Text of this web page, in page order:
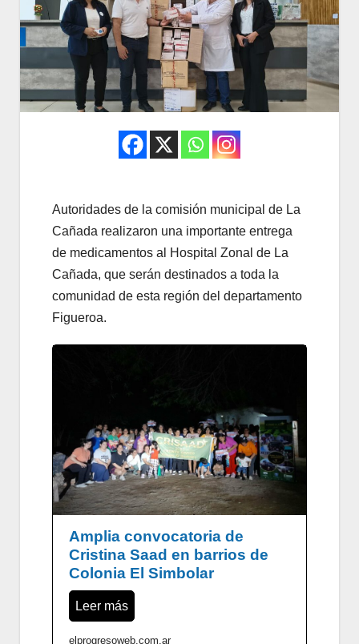
Autoridades de la comisión municipal de La
Cañada realizaron una importante entrega
de medicamentos al Hospital Zonal de La
Cañada, que serán destinados a toda la
comunidad de esta región del departamento
Figueroa.
Amplia convocatoria de
Cristina Saad en barrios de
Colonia El Simbolar
Leer más
elprogresoweb.com.ar